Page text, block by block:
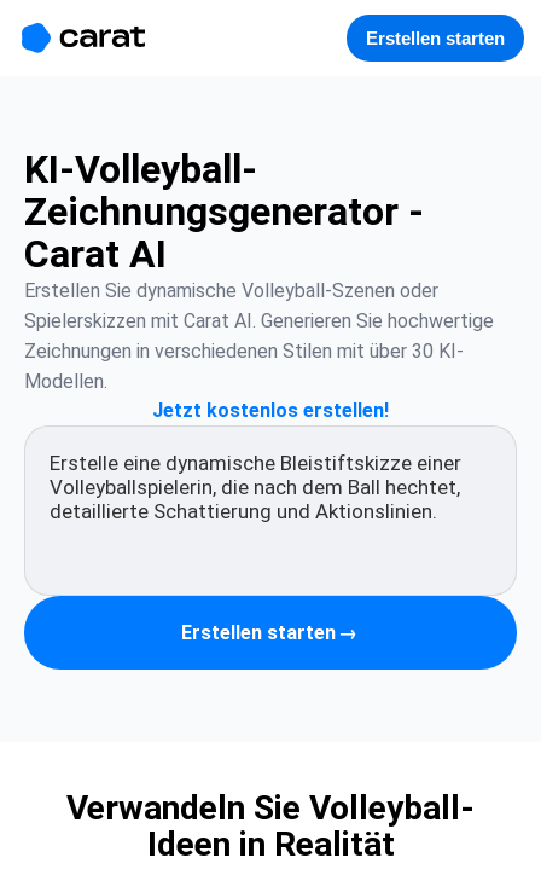
Erstellen starten
KI-Volleyball-
Zeichnungsgenerator -
Carat AI
Erstellen Sie dynamische Volleyball-Szenen oder
Spielerskizzen mit Carat AI. Generieren Sie hochwertige
Zeichnungen in verschiedenen Stilen mit über 30 KI-
Modellen.
Jetzt kostenlos erstellen!
Erstellen starten →
Verwandeln Sie Volleyball-
Ideen in Realität